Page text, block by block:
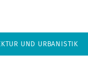
UND URBANISTIK